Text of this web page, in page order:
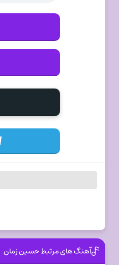
آهنگ های مرتبط حسین زمان